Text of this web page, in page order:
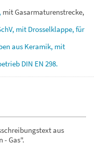
mitGasarmaturenstrecke,
mit Drosselklappe, für
aus Keramik, mit
DIN EN 298.
aus
- Gas".